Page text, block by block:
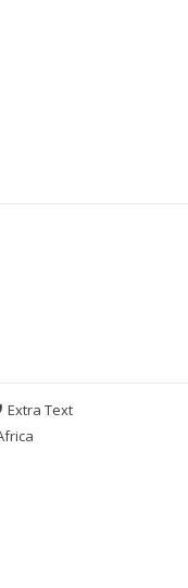
Extra Text